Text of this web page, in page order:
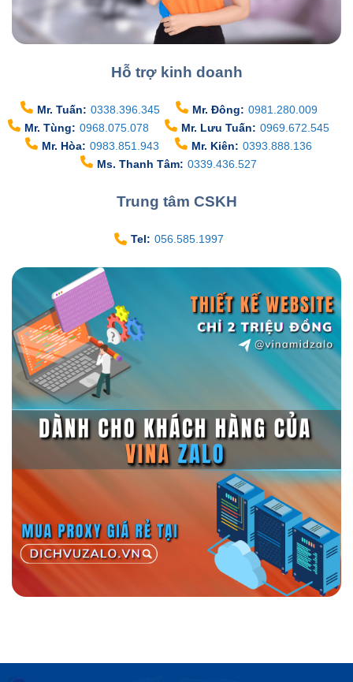
Hỗ trợ kinh doanh
Mr. Tuấn: 0338.396.345 Mr. Đông: 0981.280.009
Mr. Tùng: 0968.075.078 Mr. Lưu Tuấn: 0969.672.545
Mr. Hòa: 0983.851.943 Mr. Kiên: 0393.888.136
Ms. Thanh Tâm: 0339.436.527
Trung tâm CSKH
Tel: 056.585.1997